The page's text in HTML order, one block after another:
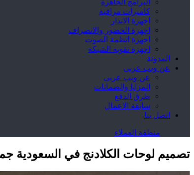
البرامج الجاهزة
كاميرات مراقبة
اجهزة الانذار
اجهزة الحضور والانصراف
اجهزة انظمة الصوت
اجهزة تقوية الشبكة
المدونة
عن ويب عربى
عن ويب عربى
المزايا والضمانات
طرق الدفع
سابقة الاعمال
اتصل بنا
منطقة العملاء
تصميم لوحات الكلادنج في السعودية